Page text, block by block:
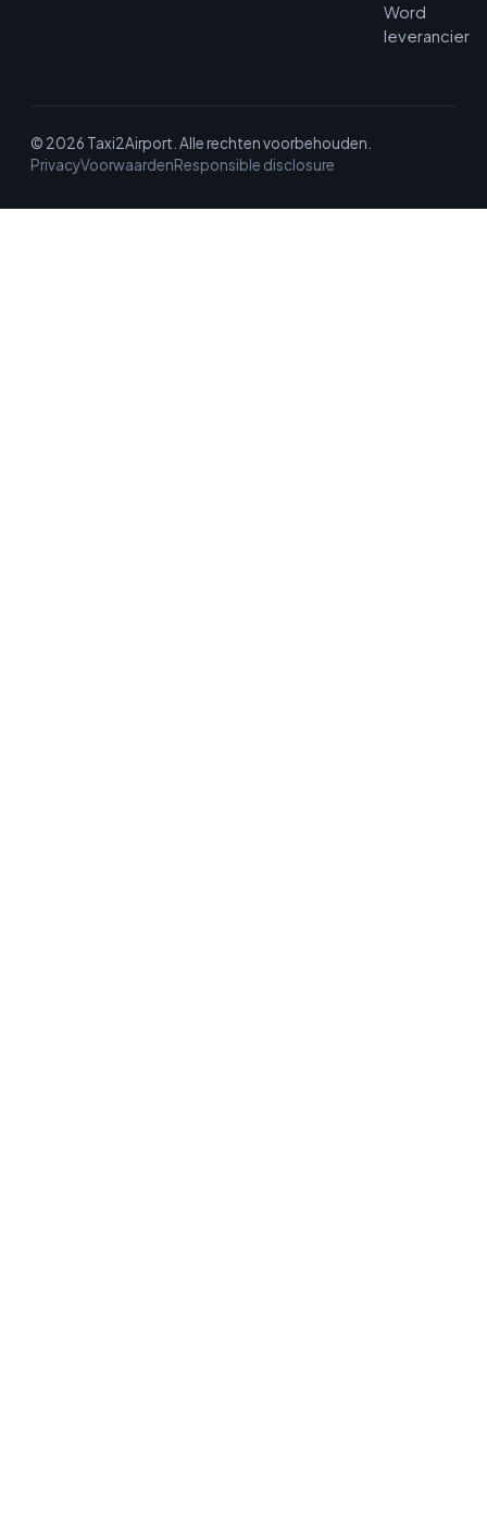
Word
leverancier
© 2026 Taxi2Airport. Alle rechten voorbehouden.
PrivacyVoorwaardenResponsible disclosure